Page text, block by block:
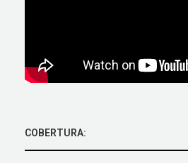
COBERTURA: